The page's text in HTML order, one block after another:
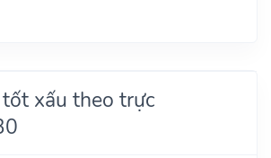
xấu theo trực